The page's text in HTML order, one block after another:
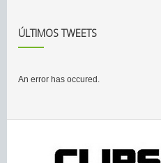
ÚLTIMOS TWEETS
An error has occured.